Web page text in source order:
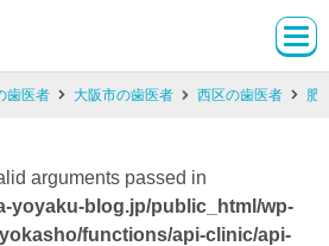
歯医者 大阪市の歯医者 西区の歯医者 肥
arguments passed in
yoyaku-blog.jp/public_html/wp-
functions/api-clinic/api-